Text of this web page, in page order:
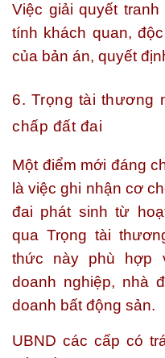
Việc giải quyết
tính khách quan,
của bản án, quyết
6. Trọng tài thương
chấp đất đai
Một điểm mới đáng
là việc ghi nhận cơ
đai phát sinh từ
qua Trọng tài
thức này phù hợp
doanh nghiệp, nhà
doanh bất động sản.
UBND các cấp có